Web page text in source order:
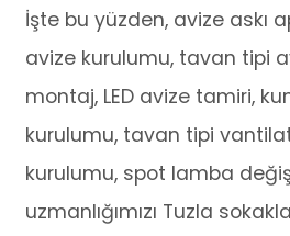
İşte bu yüzden, avize askı
avize kurulumu, tavan tipi
montaj, LED avize tamiri,
kurulumu, tavan tipi
kurulumu, spot lamba
uzmanlığımızı Tuzla